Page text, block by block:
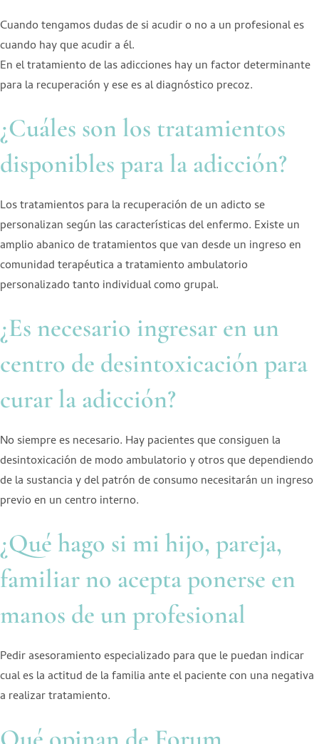
Cuando tengamos dudas de si acudir o no a un profesional es
cuando hay que acudir a él.
En el tratamiento de las adicciones hay un factor determinante
para la recuperación y ese es al diagnóstico precoz.
¿Cuáles son los tratamientos
disponibles para la adicción?
Los tratamientos para la recuperación de un adicto se
personalizan según las características del enfermo. Existe un
amplio abanico de tratamientos que van desde un ingreso en
comunidad terapéutica a tratamiento ambulatorio
personalizado tanto individual como grupal.
¿Es necesario ingresar en un
centro de desintoxicación para
curar la adicción?
No siempre es necesario. Hay pacientes que consiguen la
desintoxicación de modo ambulatorio y otros que dependiendo
de la sustancia y del patrón de consumo necesitarán un ingreso
previo en un centro interno.
¿Qué hago si mi hijo, pareja,
familiar no acepta ponerse en
manos de un profesional
Pedir asesoramiento especializado para que le puedan indicar
cual es la actitud de la familia ante el paciente con una negativa
a realizar tratamiento.